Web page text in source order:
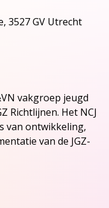
3527 GV Utrecht
vakgroep jeugd
Richtlijnen. Het NCJ
van ontwikkeling,
van de JGZ-